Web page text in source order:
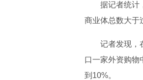
据记者统计
商业体总数大于
记者发现，
口一家外资购物
到10%。